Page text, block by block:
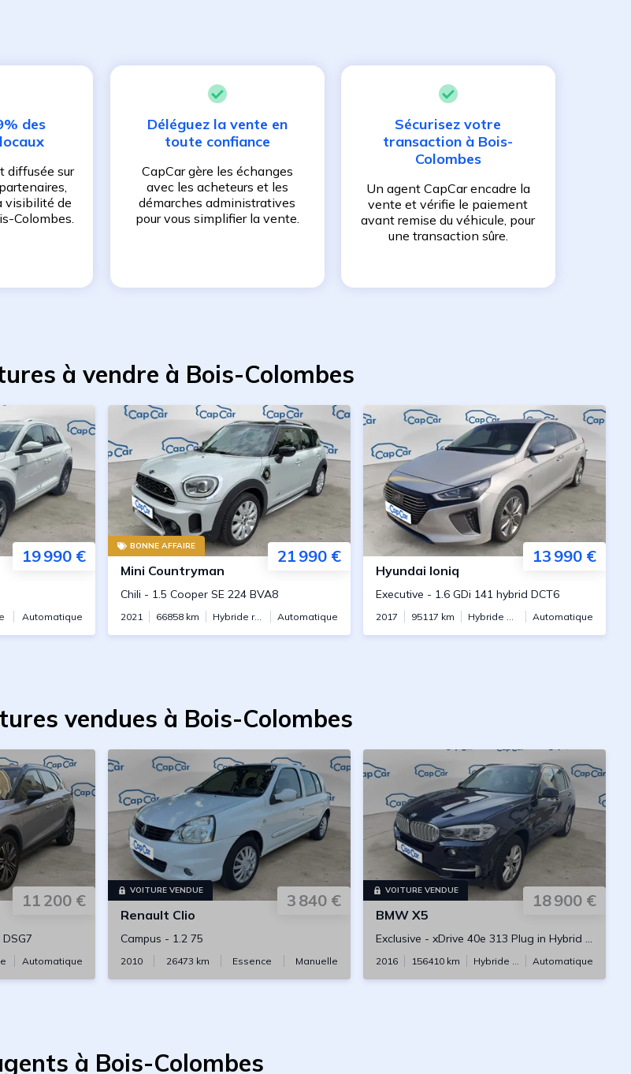
des
diffusée sur
visibilité de
Colombes.
Déléguez la vente en
toute confiance
CapCar gère les échanges
avec les acheteurs et les
démarches administratives
pour vous simplifier la vente.
Sécurisez votre
transaction à Bois-
Colombes
Un agent CapCar encadre la
vente et vérifie le paiement
avant remise du véhicule, pour
une transaction sûre.
à vendre à Bois-Colombes
19 990 €
Automatique
BONNE AFFAIRE
21 990 €
Mini Countryman
Chili - 1.5 Cooper SE 224 BVA8
2021 66858 km Hybride rechargeable Automatique
13 990 €
Hyundai Ioniq
Executive - 1.6 GDi 141 hybrid DCT6
2017 95117 km Hybride essence Automatique
vendues à Bois-Colombes
11 200 €
Automatique
VOITURE VENDUE
3 840 €
Renault Clio
Campus - 1.2 75
2010 26473 km Essence Manuelle
VOITURE VENDUE
18 900 €
BMW X5
Exclusive - xDrive 40e 313 Plug in Hybrid BVA
2016 156410 km Hybride rechargeable Automatique
à Bois-Colombes